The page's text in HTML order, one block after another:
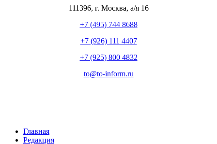
111396, г. Москва, а/я 16
+7 (495) 744 8688
+7 (926) 111 4407
+7 (925) 800 4832
to​@​to-inform.ru
Главная
Редакция